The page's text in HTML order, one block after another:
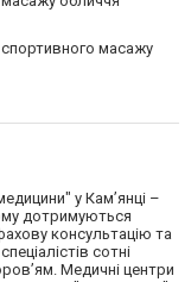
масажу
у Кам’янці –
дотримуються
консультацію та
сотні
Медичні центри